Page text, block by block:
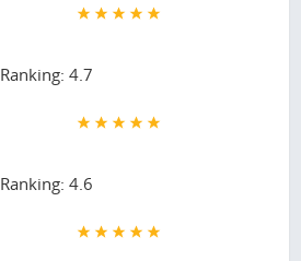
Ranking: 4.7
Ranking: 4.6